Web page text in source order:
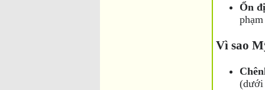
Ổn
Vì sao
(dưới